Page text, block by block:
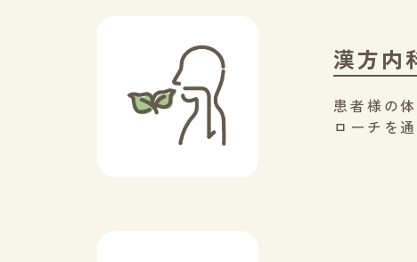
漢方内
患者様の
ローチを